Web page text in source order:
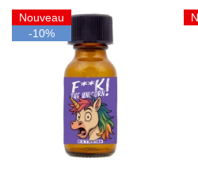
Nouveau
-10%